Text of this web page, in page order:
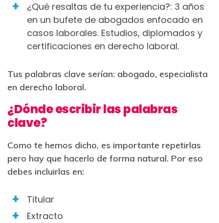
¿Qué resaltas de tu experiencia?: 3 años
en un bufete de abogados enfocado en
casos laborales. Estudios, diplomados y
certificaciones en derecho laboral.
Tus palabras clave serían: abogado, especialista
en derecho laboral.
¿Dónde escribir las palabras
clave?
Como te hemos dicho, es importante repetirlas
pero hay que hacerlo de forma natural. Por eso
debes incluirlas en:
Titular
Extracto